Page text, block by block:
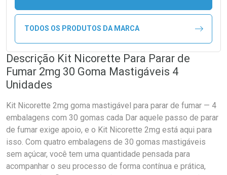
TODOS OS PRODUTOS DA MARCA
Descrição Kit Nicorette Para Parar de
Fumar 2mg 30 Goma Mastigáveis 4
Unidades
Kit Nicorette 2mg goma mastigável para parar de fumar — 4
embalagens com 30 gomas cada Dar aquele passo de parar
de fumar exige apoio, e o Kit Nicorette 2mg está aqui para
isso. Com quatro embalagens de 30 gomas mastigáveis
sem açúcar, você tem uma quantidade pensada para
acompanhar o seu processo de forma contínua e prática,